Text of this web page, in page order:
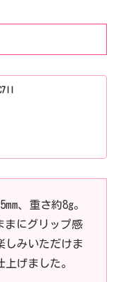
、重さ約8g。
まにグリップ感
しみいただけま
げました。